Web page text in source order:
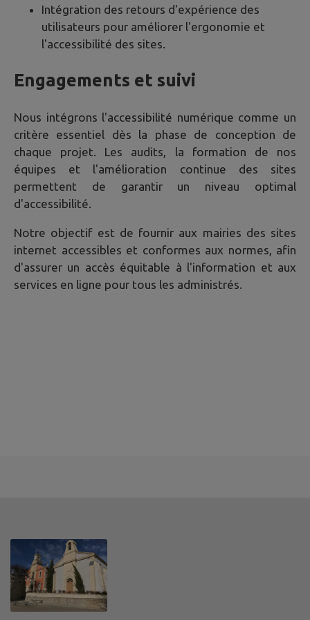
Intégration des retours d'expérience des
utilisateurs pour améliorer l'ergonomie et
l'accessibilité des sites.
Engagements et suivi
Nous intégrons l'accessibilité numérique comme un
critère essentiel dès la phase de conception de
chaque projet. Les audits, la formation de nos
équipes et l'amélioration continue des sites
permettent de garantir un niveau optimal
d'accessibilité.
Notre objectif est de fournir aux mairies des sites
internet accessibles et conformes aux normes, afin
d'assurer un accès équitable à l'information et aux
services en ligne pour tous les administrés.